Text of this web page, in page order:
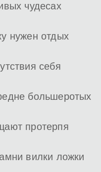
чудесах
нужен отдых
себя
большеротых
протерпя
вилки ложки